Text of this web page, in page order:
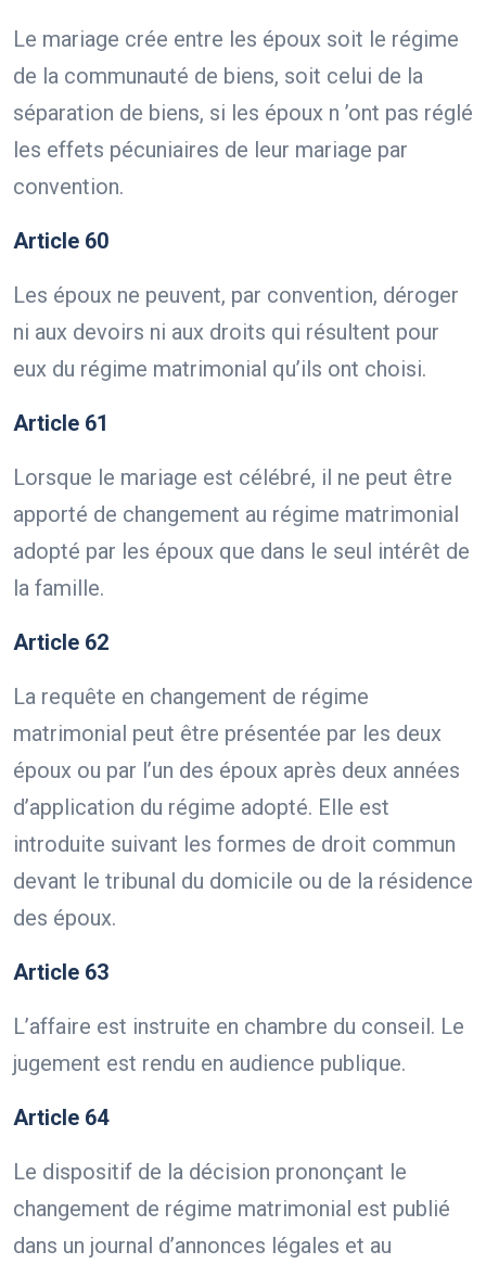
Le mariage crée entre les époux soit le régime
de la communauté de biens, soit celui de la
séparation de biens, si les époux n ’ont pas réglé
les effets pécuniaires de leur mariage par
convention.
Article 60
Les époux ne peuvent, par convention, déroger
ni aux devoirs ni aux droits qui résultent pour
eux du régime matrimonial qu’ils ont choisi.
Article 61
Lorsque le mariage est célébré, il ne peut être
apporté de changement au régime matrimonial
adopté par les époux que dans le seul intérêt de
la famille.
Article 62
La requête en changement de régime
matrimonial peut être présentée par les deux
époux ou par l’un des époux après deux années
d’application du régime adopté. Elle est
introduite suivant les formes de droit commun
devant le tribunal du domicile ou de la résidence
des époux.
Article 63
L’affaire est instruite en chambre du conseil. Le
jugement est rendu en audience publique.
Article 64
Le dispositif de la décision prononçant le
changement de régime matrimonial est publié
dans un journal d’annonces légales et au